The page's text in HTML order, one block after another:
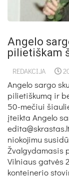
Angelo
pilietiškam
REDAKCIJA
Angelo sargo
pilietiškumą ir
50-mečiui
įteikta Angelo
niokojimu
Žvalgydamasis
Vilniaus gatvės
konteinerio